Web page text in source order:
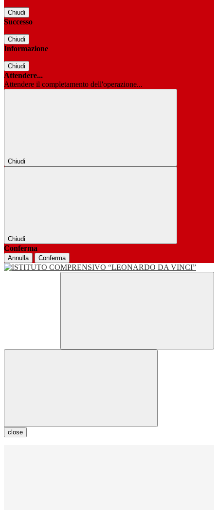
Chiudi
Successo
Chiudi
Informazione
Chiudi
Attendere...
Attendere il completamento dell'operazione...
Chiudi
Chiudi
Conferma
Annulla Conferma
close